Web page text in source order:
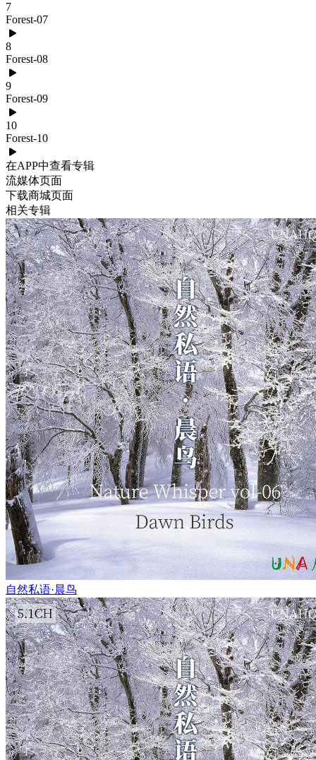
7
Forest-07
8
Forest-08
9
Forest-09
10
Forest-10
在APP中查看专辑
流媒体页面
下载商城页面
相关专辑
自然私语·晨鸟